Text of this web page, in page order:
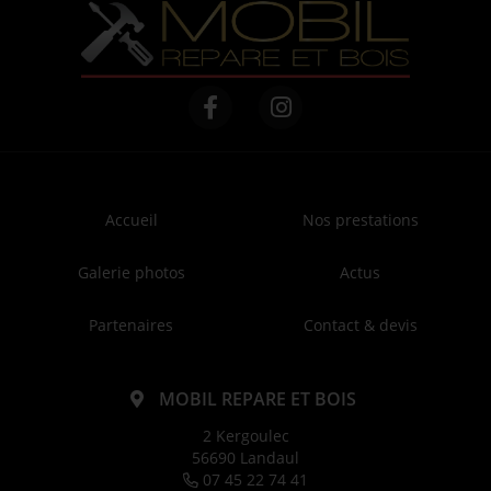
Accueil Nos prestations
Galerie photos Actus
Partenaires Contact & devis
MOBIL REPARE ET BOIS
2 Kergoulec
56690 Landaul
07 45 22 74 41